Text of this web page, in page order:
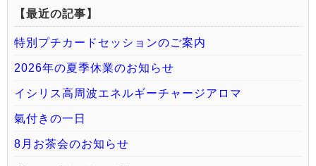
【最近の記事】
特別プチカードセッションのご案内
2026年の夏季休業のお知らせ
イシリス高周波エネルギーチャージアロマ
氣付きの一日
8月お茶会のお知らせ